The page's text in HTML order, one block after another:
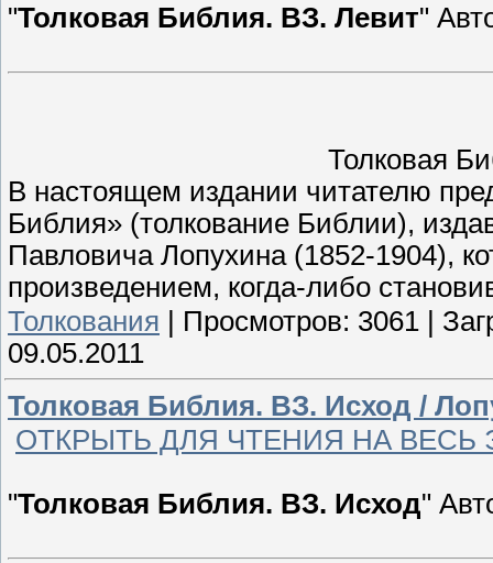
"Толковая Библия. ВЗ. Левит"
Толковая
В настоящем издании читателю
Библия» (толкование Библии),
Павловича Лопухина (1852-1904),
произведением, когда-либо
Толкования | Просмотров: 3061 |
09.05.2011
Толковая Библия. ВЗ. Исход /
ОТКРЫТЬ ДЛЯ ЧТЕНИЯ НА ВЕСЬ
"Толковая Библия. ВЗ. Исход"